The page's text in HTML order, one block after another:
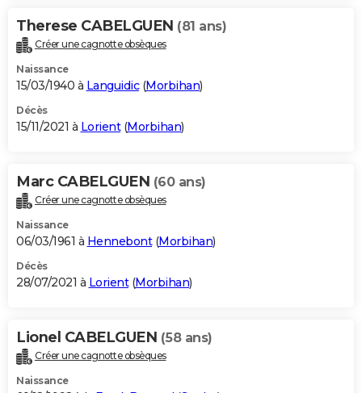
Therese CABELGUEN (81 ans)
Créer une cagnotte obsèques
Naissance
15/03/1940 à Languidic(Morbihan)
Décès
15/11/2021 à Lorient(Morbihan)
Marc CABELGUEN (60 ans)
Créer une cagnotte obsèques
Naissance
06/03/1961 à Hennebont(Morbihan)
Décès
28/07/2021 à Lorient(Morbihan)
Lionel CABELGUEN (58 ans)
Créer une cagnotte obsèques
Naissance